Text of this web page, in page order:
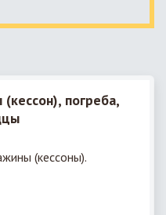
погреба,
(кессоны).